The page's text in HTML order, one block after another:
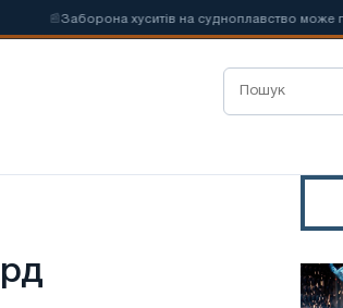
Заборона хуситів на судноплавство може
На
БМК